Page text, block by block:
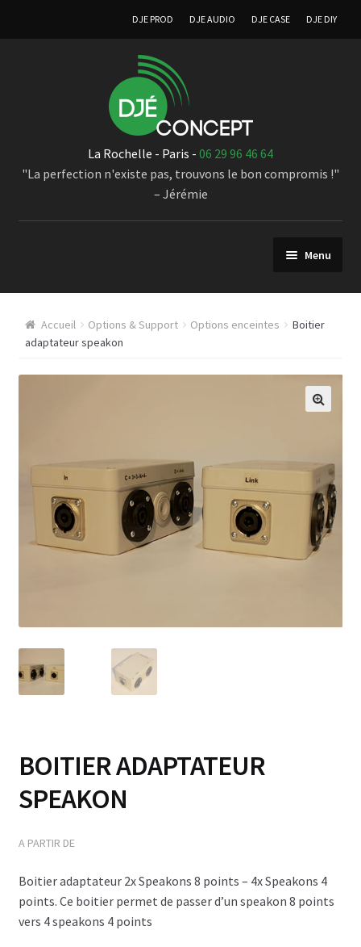
DJE PROD DJE AUDIO DJE CASE DJE DIY
La Rochelle - Paris - 06 29 96 46 64
"La perfection n'existe pas, trouvons le bon compromis !"
– Jérémie
Menu
Sonorisation
Enceintes à directivité croissante
CX 106
CX 206
Série 8 pouces
CX 108
CX 108r & CX 108rxt
CX 110
CX 115 & CX 115xt
Enceintes à directivité constante
CT 106
CT 108 & CT 108xt
CT 112 & CT 112xt
Accueil Options & Support Options enceintes
Boitier
adaptateur speakon
BOITIER ADAPTATEUR
SPEAKON
Boitier adaptateur 2x Speakons 8 points – 4x Speakons 4
points. Ce boitier permet de passer d’un speakon 8 points
vers 4 speakons 4 points